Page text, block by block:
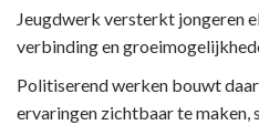
Jeugdwerk versterkt jongeren
verbinding en
Politiserend werken bouwt
ervaringen zichtbaar te maken,